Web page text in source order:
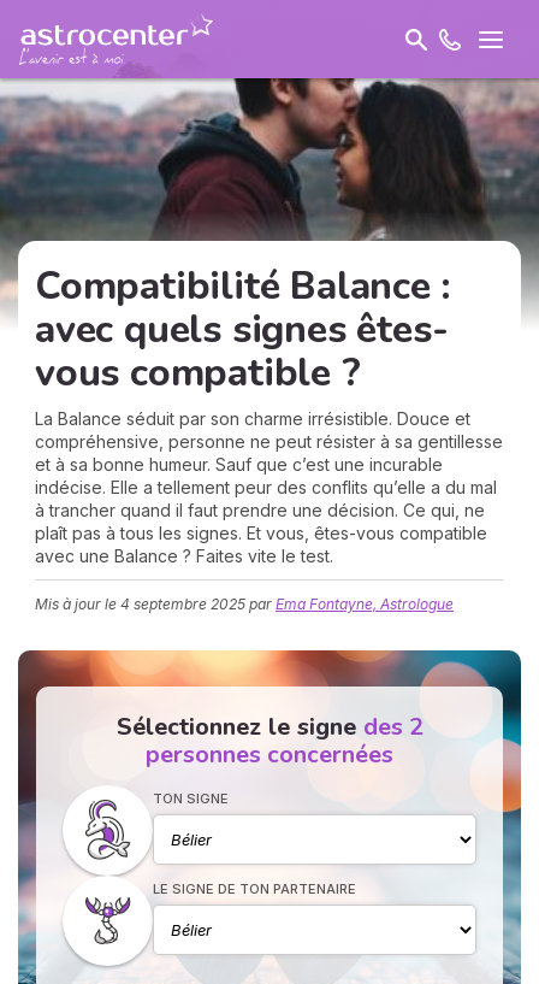
Compatibilité Balance :
avec quels signes êtes-
vous compatible ?
La Balance séduit par son charme irrésistible. Douce et
compréhensive, personne ne peut résister à sa gentillesse
et à sa bonne humeur. Sauf que c’est une incurable
indécise. Elle a tellement peur des conflits qu’elle a du mal
à trancher quand il faut prendre une décision. Ce qui, ne
plaît pas à tous les signes. Et vous, êtes-vous compatible
avec une Balance ? Faites vite le test.
Mis à jour le 4 septembre 2025 par Ema Fontayne, Astrologue
Sélectionnez le signe des 2
personnes concernées
TON SIGNE
LE SIGNE DE TON PARTENAIRE